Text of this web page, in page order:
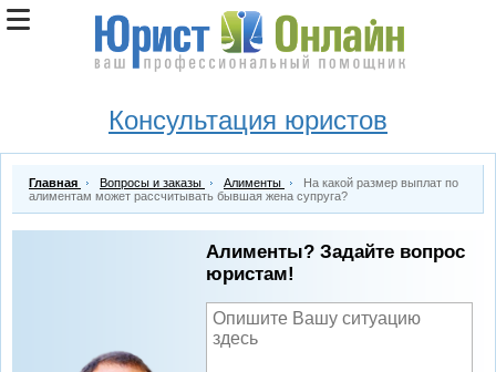
Консультация юристов
Главная Вопросы и заказы Алименты
На какой размер выплат по
алиментам может рассчитывать бывшая жена супруга?
Алименты? Задайте вопрос
юристам!